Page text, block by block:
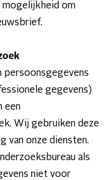
om
gegevens)
een
Wij gebruiken deze
van onze diensten.
als
niet voor